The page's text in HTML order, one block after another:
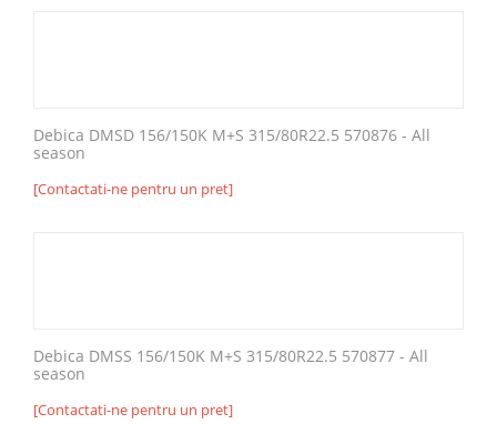
Debica DMSD 156/150K M+S 315/80R22.5 570876 - All
season
[Contactati-ne pentru un pret]
Debica DMSS 156/150K M+S 315/80R22.5 570877 - All
season
[Contactati-ne pentru un pret]